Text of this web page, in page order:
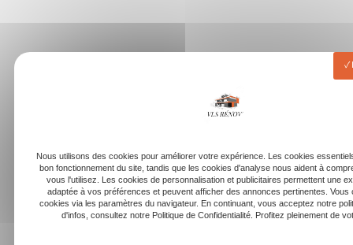
Nous utilisons des cookies pour améliorer votre expérience. Les cookies
bon fonctionnement du site, tandis que les cookies d'analyse nous aident à
vous l'utilisez. Les cookies de personnalisation et publicitaires permettent une
adaptée à vos préférences et peuvent afficher des annonces pertinentes. Vous
cookies via les paramètres du navigateur. En continuant, vous acceptez notre
d'infos, consultez notre Politique de Confidentialité. Profitez pleinement de